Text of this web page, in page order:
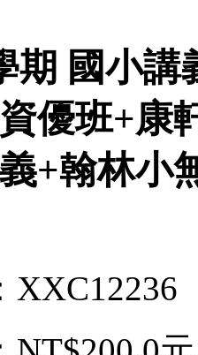
期 國小
優班+康
+翰林小
XXC12236